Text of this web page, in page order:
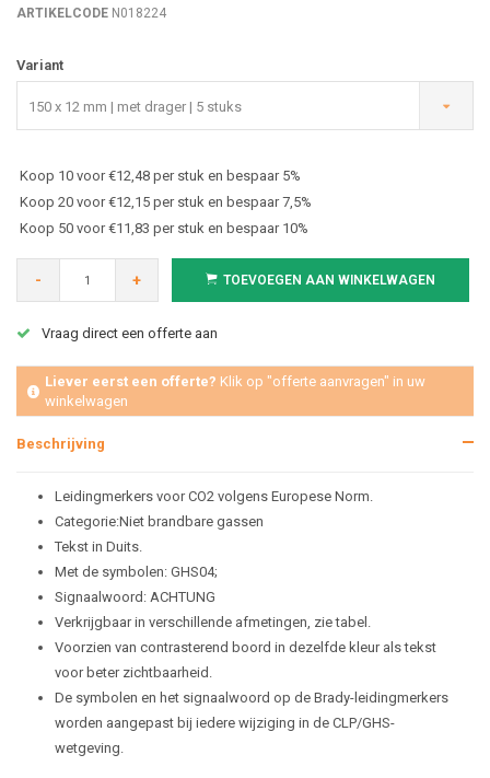
ARTIKELCODE N018224
Variant
150 x 12 mm | met drager | 5 stuks
Koop 10 voor €12,48 per stuk en bespaar 5%
Koop 20 voor €12,15 per stuk en bespaar 7,5%
Koop 50 voor €11,83 per stuk en bespaar 10%
- + TOEVOEGEN AAN WINKELWAGEN
Vraag direct een offerte aan
Liever eerst een offerte? Klik op "offerte aanvragen" in uw
winkelwagen
Beschrijving
Leidingmerkers voor CO2 volgens Europese Norm.
Categorie:Niet brandbare gassen
Tekst in Duits.
Met de symbolen: GHS04;
Signaalwoord: ACHTUNG
Verkrijgbaar in verschillende afmetingen, zie tabel.
Voorzien van contrasterend boord in dezelfde kleur als tekst
voor beter zichtbaarheid.
De symbolen en het signaalwoord op de Brady-leidingmerkers
worden aangepast bij iedere wijziging in de CLP/GHS-
wetgeving.